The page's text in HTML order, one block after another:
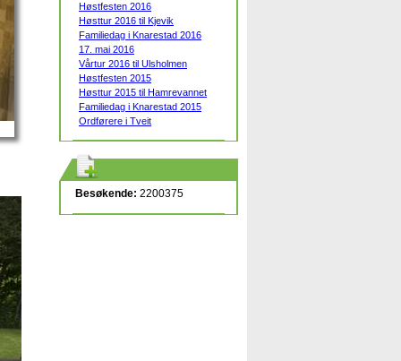
Høstfesten 2016
Høsttur 2016 til Kjevik
Familiedag i Knarestad 2016
17. mai 2016
Vårtur 2016 til Ulsholmen
Høstfesten 2015
Høsttur 2015 til Hamrevannet
Familiedag i Knarestad 2015
Ordførere i Tveit
Besøkende: 2200375